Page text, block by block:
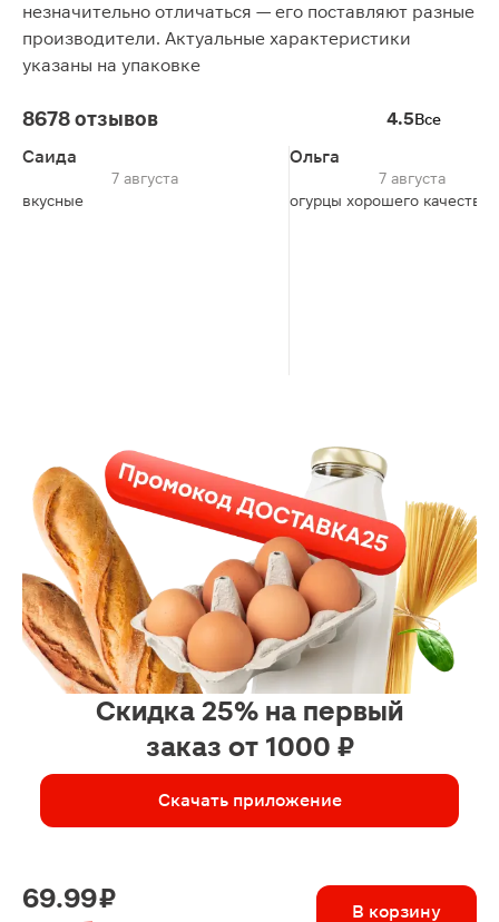
незначительно отличаться — его поставляют разные
производители. Актуальные характеристики
указаны на упаковке
8678 отзывов 4.5Все
Саида
7 августа
вкусные
Ольга
7 августа
огурцы хорошего качества
Скидка 25% на первый
заказ от 1000 ₽
Скачать приложение
69.99 ₽ В корзину